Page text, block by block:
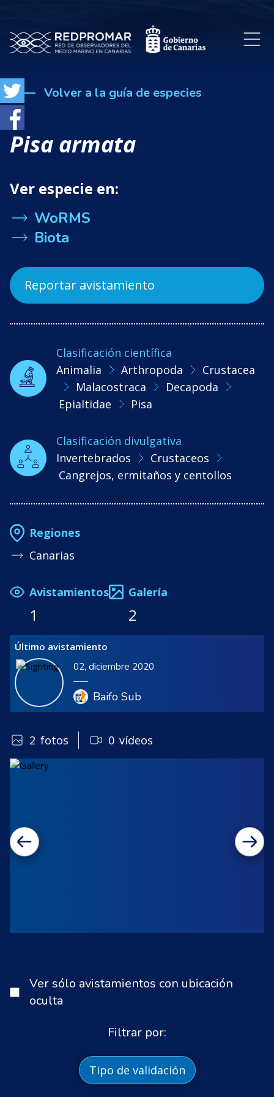
Volver a la guía de especies
Pisa armata
Ver especie en:
WoRMS
Biota
Reportar avistamiento
Clasificación científica
Animalia
Arthropoda
Crustacea
Malacostraca
Decapoda
Epialtidae
Pisa
Clasificación divulgativa
Invertebrados
Crustaceos
Cangrejos, ermitaños y centollos
Regiones
Canarias
Avistamientos
1
Galería
2
Último avistamiento
02, diciembre 2020
Baifo Sub
2 fotos 0 vídeos
Ver sólo avistamientos con ubicación
oculta
Filtrar por:
Tipo de validación